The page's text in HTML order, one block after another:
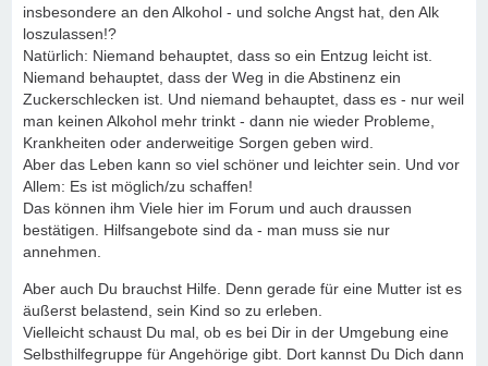
insbesondere an den Alkohol - und solche Angst hat, den Alk
loszulassen!?
Natürlich: Niemand behauptet, dass so ein Entzug leicht ist.
Niemand behauptet, dass der Weg in die Abstinenz ein
Zuckerschlecken ist. Und niemand behauptet, dass es - nur weil
man keinen Alkohol mehr trinkt - dann nie wieder Probleme,
Krankheiten oder anderweitige Sorgen geben wird.
Aber das Leben kann so viel schöner und leichter sein. Und vor
Allem: Es ist möglich/zu schaffen!
Das können ihm Viele hier im Forum und auch draussen
bestätigen. Hilfsangebote sind da - man muss sie nur
annehmen.
Aber auch Du brauchst Hilfe. Denn gerade für eine Mutter ist es
äußerst belastend, sein Kind so zu erleben.
Vielleicht schaust Du mal, ob es bei Dir in der Umgebung eine
Selbsthilfegruppe für Angehörige gibt. Dort kannst Du Dich dann